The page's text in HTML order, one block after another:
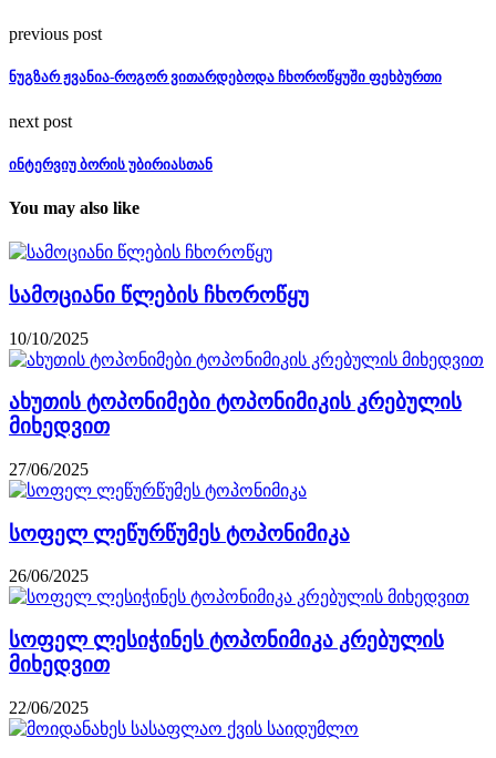
previous post
ნუგზარ ჟვანია-როგორ ვითარდებოდა ჩხოროწყუში ფეხბურთი
next post
ინტერვიუ ბორის უბირიასთან
You may also like
სამოციანი წლების ჩხოროწყუ
10/10/2025
ახუთის ტოპონიმები ტოპონიმიკის კრებულის
მიხედვით
27/06/2025
სოფელ ლეწურწუმეს ტოპონიმიკა
26/06/2025
სოფელ ლესიჭინეს ტოპონიმიკა კრებულის
მიხედვით
22/06/2025